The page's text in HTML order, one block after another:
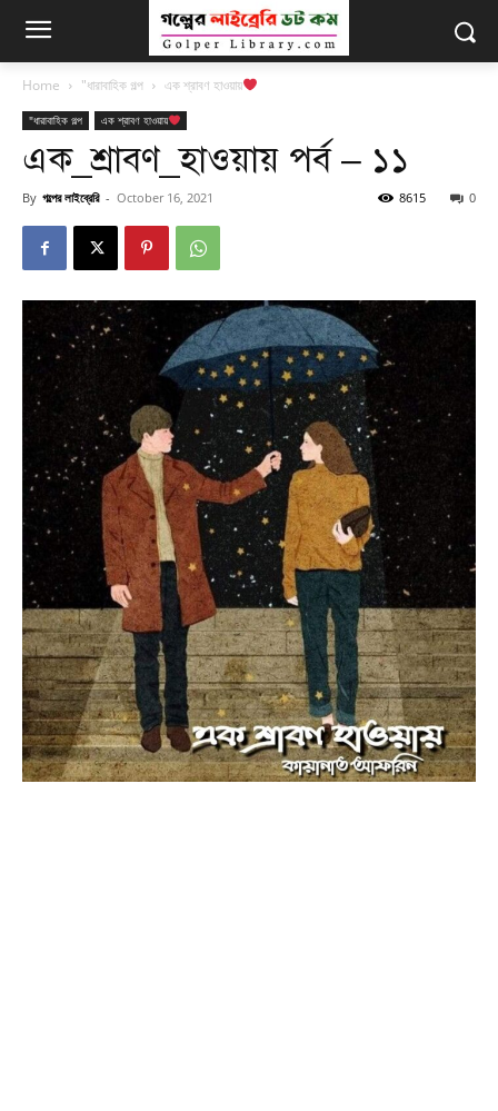
Home "ধারাবাহিক গল্প এক শ্রাবণ হাওয়ায়
"ধারাবাহিক গল্প এক শ্রাবণ হাওয়ায়
এক_শ্রাবণ_হাওয়ায় পর্ব – ১১
By গল্পের লাইব্রেরি - October 16, 2021 0
8615